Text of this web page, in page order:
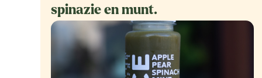
spinazie en munt.